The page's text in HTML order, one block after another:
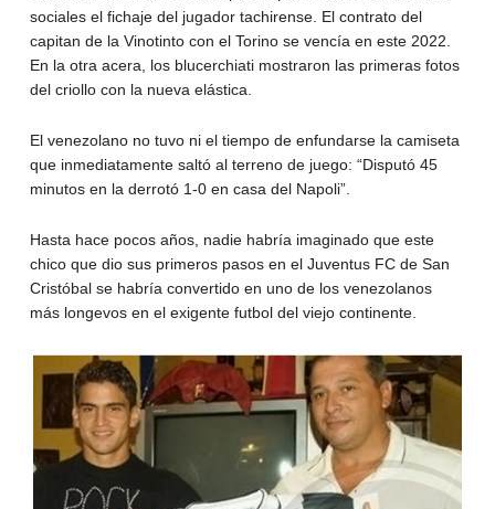
sociales el fichaje del jugador tachirense. El contrato del
capitan de la Vinotinto con el Torino se vencía en este 2022.
En la otra acera, los blucerchiati mostraron las primeras fotos
del criollo con la nueva elástica.
El venezolano no tuvo ni el tiempo de enfundarse la camiseta
que inmediatamente saltó al terreno de juego: “Disputó 45
minutos en la derrotó 1-0 en casa del Napoli”.
Hasta hace pocos años, nadie habría imaginado que este
chico que dio sus primeros pasos en el Juventus FC de San
Cristóbal se habría convertido en uno de los venezolanos
más longevos en el exigente futbol del viejo continente.